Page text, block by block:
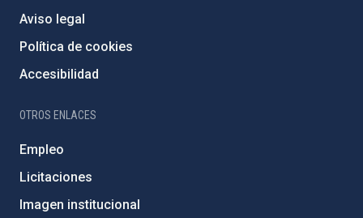
Aviso legal
Política de cookies
Accesibilidad
OTROS ENLACES
Empleo
Licitaciones
Imagen institucional